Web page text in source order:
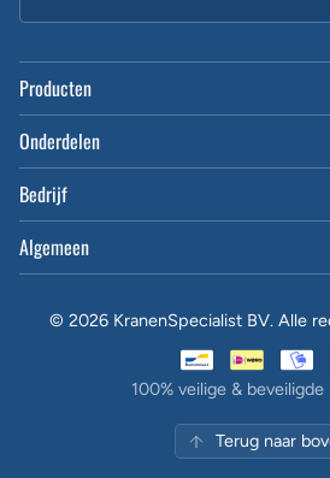
Producten
Onderdelen
Bedrijf
Algemeen
100% veilige &
© 2026 KranenSpecialist BV. Alle
Terug naar